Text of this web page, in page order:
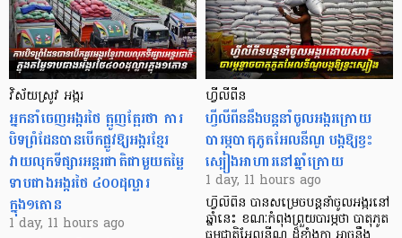
វិស័យស្រូវ អង្ករ
អ្នកនាំចេញអង្ករថៃ ត្អូញត្អែរថា ការ
បិទព្រំដែនបានបើកផ្លូវឱ្យអង្ករខ្មែរ
វាយលុកទីផ្សារអន្តរជាតិជាមួយតម្លៃ
ទាបជាងអង្ករថៃ ៤០០ដុល្លារ
ក្នុង១តោន
1 day, 11 hours ago
ហ្វីលីពីន
ហ្វីលីពីននឹងបន្តនាំចូលអង្ករក្រោយ
បារម្ភបាតុភូតអែលនីណូ បង្កឱ្យខ្វះ
ស្បៀងអាហារនៅឆ្នាំក្រោយ
1 day, 11 hours ago
ហ្វីលីពីន បាន​សម្រេចបន្តនាំចូលអង្ករនៅ
ឆ្នាំនេះ ខណៈកំពុងព្រួយបារម្ភថា បាតុភូត